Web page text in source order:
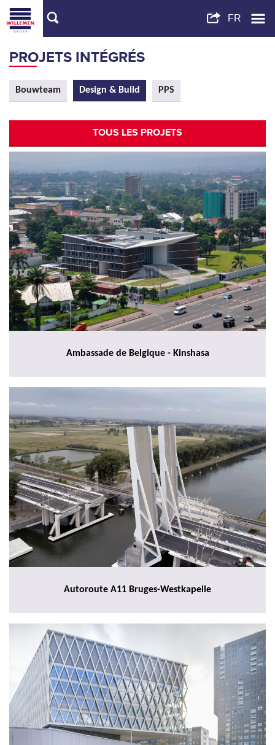
PROJETS INTÉGRÉS
Bouwteam Design & Build PPS
TOUS LES PROJETS
Ambassade de Belgique - Kinshasa
Autoroute A11 Bruges-Westkapelle